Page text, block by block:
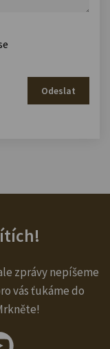
Odeslat
zprávy nepíšeme
vás ťukáme do